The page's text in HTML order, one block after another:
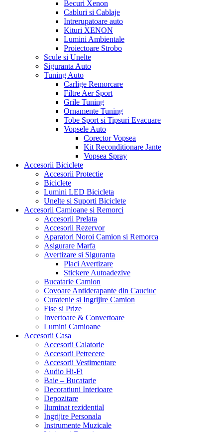
Becuri Xenon
Cabluri si Cablaje
Intrerupatoare auto
Kituri XENON
Lumini Ambientale
Proiectoare Strobo
Scule si Unelte
Siguranta Auto
Tuning Auto
Carlige Remorcare
Filtre Aer Sport
Grile Tuning
Ornamente Tuning
Tobe Sport si Tipsuri Evacuare
Vopsele Auto
Corector Vopsea
Kit Reconditionare Jante
Vopsea Spray
Accesorii Biciclete
Accesorii Protectie
Biciclete
Lumini LED Bicicleta
Unelte si Suporti Biciclete
Accesorii Camioane si Remorci
Accesorii Prelata
Accesorii Rezervor
Aparatori Noroi Camion si Remorca
Asigurare Marfa
Avertizare si Siguranta
Placi Avertizare
Stickere Autoadezive
Bucatarie Camion
Covoare Antiderapante din Cauciuc
Curatenie si Ingrijire Camion
Fise si Prize
Invertoare & Convertoare
Lumini Camioane
Accesorii Casa
Accesorii Calatorie
Accesorii Petrecere
Accesorii Vestimentare
Audio Hi-Fi
Baie – Bucatarie
Decoratiuni Interioare
Depozitare
Iluminat rezidential
Ingrijire Personala
Instrumente Muzicale